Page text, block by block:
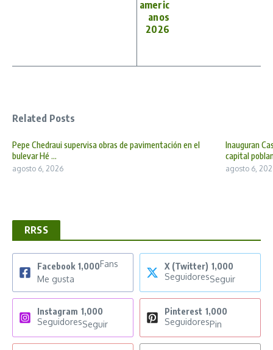
americ
anos
2026
Related Posts
Pepe Chedraui supervisa obras de pavimentación en el
bulevar Hé ...
agosto 6, 2026
Inauguran
capital
agosto 6,
RRSS
Facebook 1,000Fans
Me gusta
X (Twitter) 1,000
SeguidoresSeguir
Instagram 1,000
SeguidoresSeguir
Pinterest 1,000
SeguidoresPin